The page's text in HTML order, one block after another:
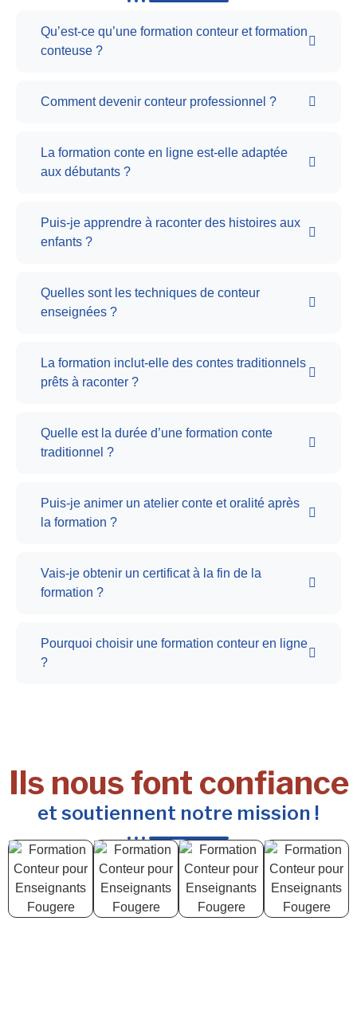
Qu’est-ce qu’une formation conteur et formation
conteuse ?
Comment devenir conteur professionnel ?
La formation conte en ligne est-elle adaptée
aux débutants ?
Puis-je apprendre à raconter des histoires aux
enfants ?
Quelles sont les techniques de conteur
enseignées ?
La formation inclut-elle des contes traditionnels
prêts à raconter ?
Quelle est la durée d’une formation conte
traditionnel ?
Puis-je animer un atelier conte et oralité après
la formation ?
Vais-je obtenir un certificat à la fin de la
formation ?
Pourquoi choisir une formation conteur en ligne
?
Ils nous font confiance
et soutiennent notre mission !